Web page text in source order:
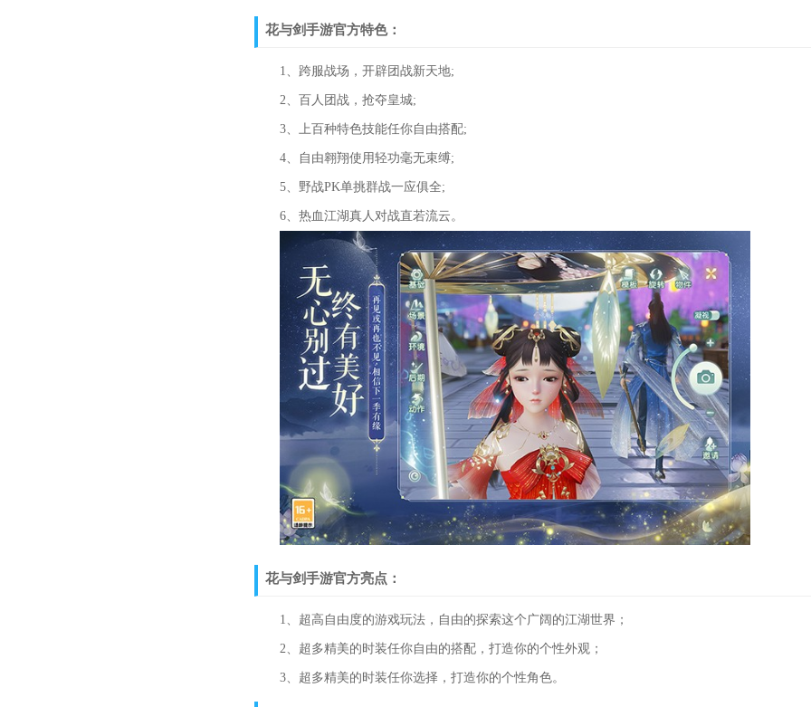
花与剑手游官方特色：
1、跨服战场，开辟团战新天地;
2、百人团战，抢夺皇城;
3、上百种特色技能任你自由搭配;
4、自由翱翔使用轻功毫无束缚;
5、野战PK单挑群战一应俱全;
6、热血江湖真人对战直若流云。
花与剑手游官方亮点：
1、超高自由度的游戏玩法，自由的探索这个广阔的江湖世界；
2、超多精美的时装任你自由的搭配，打造你的个性外观；
3、超多精美的时装任你选择，打造你的个性角色。